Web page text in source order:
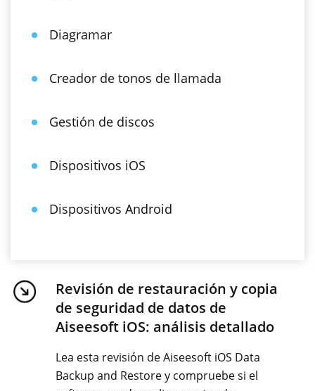
Diagramar
Creador de tonos de llamada
Gestión de discos
Dispositivos iOS
Dispositivos Android
Revisión de restauración y copia
de seguridad de datos de
Aiseesoft iOS: análisis detallado
Lea esta revisión de Aiseesoft iOS Data
Backup and Restore y compruebe si el